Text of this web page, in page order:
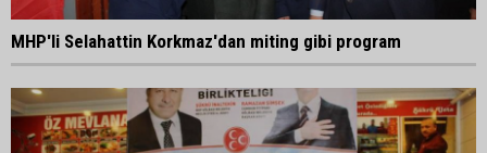
MHP'li Selahattin Korkmaz'dan miting gibi program